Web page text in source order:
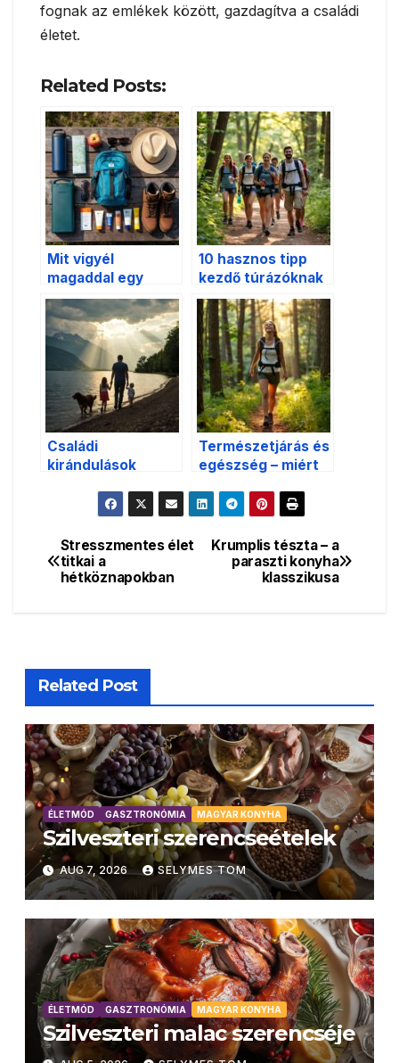
fognak az emlékek között, gazdagítva a családi
életet.
Related Posts:
Mit vigyél
magaddal egy
egynapos túrára?
10 hasznos tipp
kezdő túrázóknak
Családi
kirándulások
élmények és
hasznos tanácsok
Természetjárás és
egészség – miért
testednek és a
lelkednek?
Bejegyzés
navigáció
Krumplis tészta – a
paraszti konyha
klasszikusa
Stresszmentes élet
titkai a
hétköznapokban
Related Post
ÉLETMÓD GASZTRONÓMIA MAGYAR KONYHA
Szilveszteri szerencseételek
AUG 7, 2026 SELYMES TOM
ÉLETMÓD GASZTRONÓMIA MAGYAR KONYHA
Szilveszteri malac szerencséje